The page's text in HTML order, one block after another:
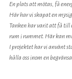
En plats att mötas, få
Här har vi skapat en
Tanken har varit att få till
rum i rummet. Här kan
I projektet har vi använt
hålla oss inom en